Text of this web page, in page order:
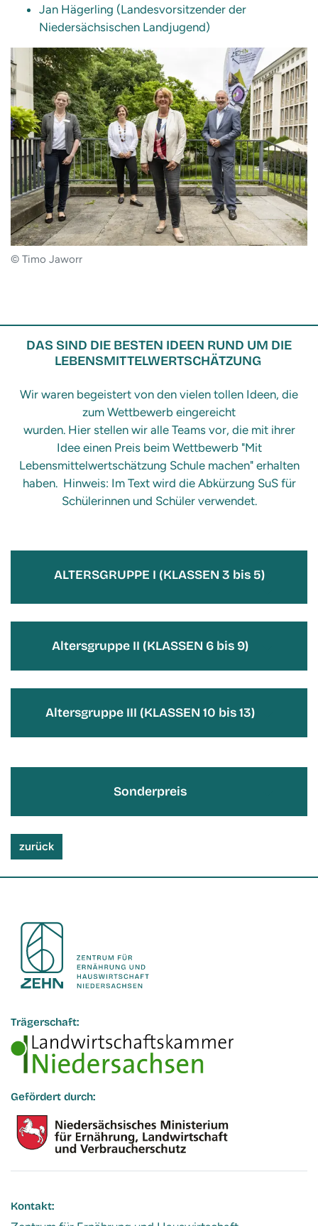
Jan Hägerling (Landesvorsitzender der
Niedersächsischen Landjugend)
© Timo Jaworr
DAS SIND DIE BESTEN IDEEN RUND UM DIE
LEBENSMITTELWERTSCHÄTZUNG
Wir waren begeistert von den vielen tollen Ideen, die
zum Wettbewerb eingereicht
wurden. Hier stellen wir alle Teams vor, die mit ihrer
Idee einen Preis beim Wettbewerb "Mit
Lebensmittelwertschätzung Schule machen" erhalten
haben. Hinweis: Im Text wird die Abkürzung SuS für
Schülerinnen und Schüler verwendet.
ALTERSGRUPPE I (KLASSEN 3 bis 5)
Altersgruppe II (KLASSEN 6 bis 9)
Altersgruppe III (KLASSEN 10 bis 13)
Sonderpreis
zurück
Trägerschaft:
Gefördert durch:
Kontakt: